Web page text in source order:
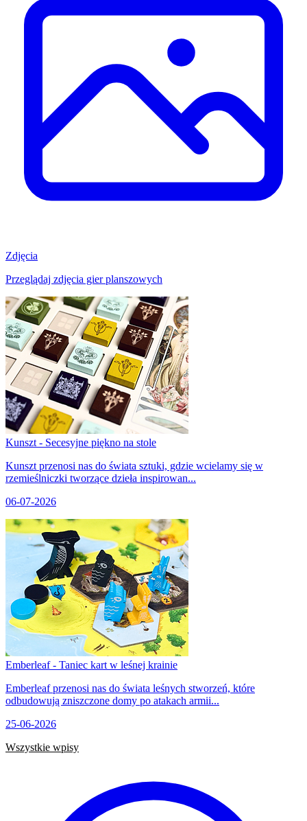
Zdjęcia
Przeglądaj zdjęcia gier planszowych
Kunszt - Secesyjne piękno na stole
Kunszt przenosi nas do świata sztuki, gdzie wcielamy się w
rzemieślniczki tworzące dzieła inspirowan...
06-07-2026
Emberleaf - Taniec kart w leśnej krainie
Emberleaf przenosi nas do świata leśnych stworzeń, które
odbudowują zniszczone domy po atakach armii...
25-06-2026
Wszystkie wpisy